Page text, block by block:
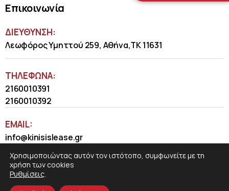
Επικοινωνία
ΔΙΕΥΘΥΝΣΗ:
Λεωφόρος Υμηττού 259, Αθήνα,ΤΚ 11631
ΤΗΛΈΦΩΝΑ:
2160010391
2160010392
EMAIL:
info@kinisislease.gr
Χρησιμοποιώντας αυτόν τον ιστότοπο, συμφωνείτε με τη
χρήση των cookies
Ρυθμίσεις.